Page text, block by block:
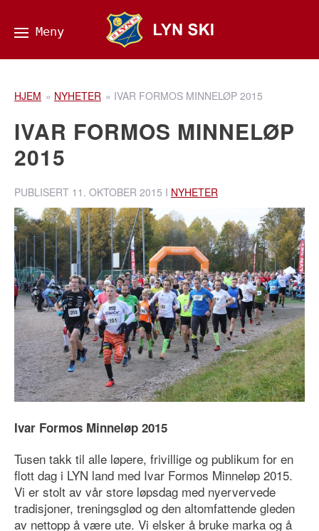
HJEM » NYHETER » IVAR FORMOS MINNELØP 2015
IVAR FORMOS MINNELØP
2015
PUBLISERT 11. OKTOBER 2015 I NYHETER
Ivar Formos Minneløp 2015
Tusen takk til alle løpere, frivillige og publikum for en
flott dag i LYN land med Ivar Formos Minneløp 2015.
Vi er stolt av vår store løpsdag med nyervervede
tradisjoner, treningsglød og den altomfattende gleden
av nettopp å være ute. Vi elsker å bruke marka og å